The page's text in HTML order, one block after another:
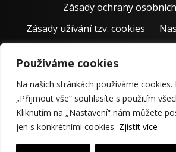
Používáme cookies
Na našich stránkách používáme cookies.
„Přijmout vše“ souhlasíte s použitím
Kliknutím na „Nastavení“ nám můžete
jen s konkrétními cookies. Zjistit více
Zásady ochrany
Zásady užívání tzv. cookies
© 2011 – 2026 Jiří Rostecký | Inspiruje
krásných let.